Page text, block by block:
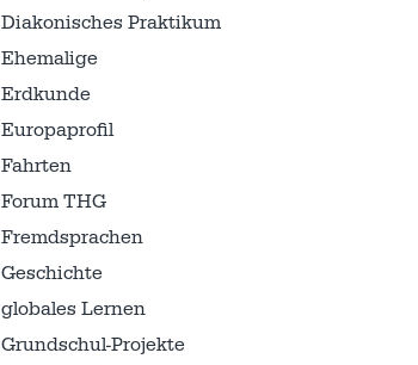
Diakonisches Praktikum
Ehemalige
Erdkunde
Europaprofil
Fahrten
Forum THG
Fremdsprachen
Geschichte
globales Lernen
Grundschul-Projekte